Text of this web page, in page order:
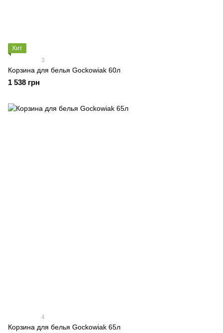
Хит
3
Корзина для белья Gockowiak 60л
1 538 грн
4
Корзина для белья Gockowiak 65л